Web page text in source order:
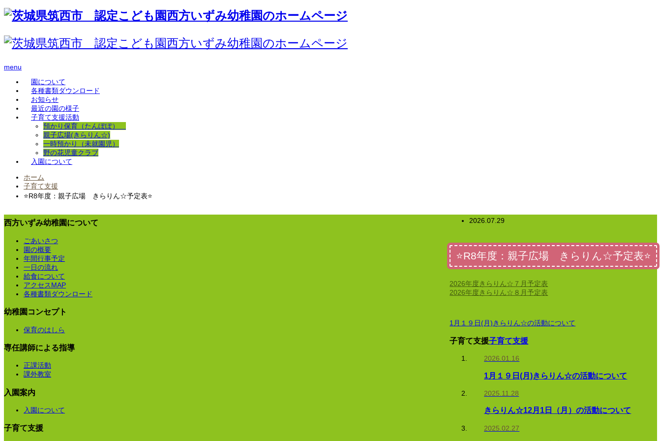
menu
園について
各種書類ダウンロード
お知らせ
最近の園の様子
子育て支援活動
預かり保育（たんぽぽ）
親子広場(きらりん☆)
一時預かり（未就園児）
野の花児童クラブ
入園について
ホーム
子育て支援
⭐R8年度：親子広場 きらりん☆予定表⭐
2026.07.29
⭐R8年度：親子広場 きらりん☆予定表⭐
2026年度きらりん☆７月予定表
2026年度きらりん☆８月予定表
1月１９日(月)きらりん☆の活動について
子育て支援子育て支援
2026.01.16
1月１９日(月)きらりん☆の活動について
2025.11.28
きらりん☆12月1日（月）の活動について
2025.02.27
西方いずみ幼稚園について
ごあいさつ
園の概要
年間行事予定
一日の流れ
給食について
アクセスMAP
各種書類ダウンロード
幼稚園コンセプト
保育のはしら
専任講師による指導
正課活動
課外教室
入園案内
入園について
子育て支援